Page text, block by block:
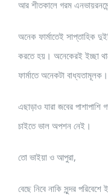
আর শীতকালে গরম
অনেক ফার্মাতেই সাপ্তাহিক
করতে হয়। অনেকেরই ইচ্ছা
ফার্মাতে অনেকটা বাধ্যতামূলক।
এছাড়াও যারা জবের
চাইতে ভাল অপশন নেই।
তো ভাইয়া ও আপুরা,
বেছে নিবে নাকি সুন্দর